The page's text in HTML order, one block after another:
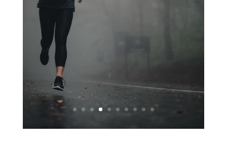
Unsere Immunabwehr ist unser
Schutzschild gegen Infektionen und
Krankheiten, und damit sie optimal
funktioniert, ist es entscheidend,...